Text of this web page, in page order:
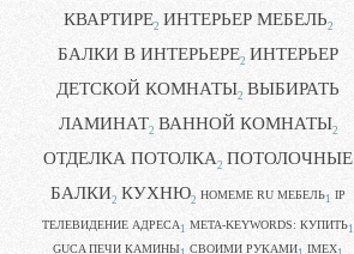
КВАРТИРЕ2 ИНТЕРЬЕР МЕБЕЛЬ2
БАЛКИ В ИНТЕРЬЕРЕ2 ИНТЕРЬЕР
ДЕТСКОЙ КОМНАТЫ2 ВЫБИРАТЬ
ЛАМИНАТ2 ВАННОЙ КОМНАТЫ2
ОТДЕЛКА ПОТОЛКА2 ПОТОЛОЧНЫЕ
БАЛКИ2 КУХНЮ2 HOMEME RU МЕБЕЛЬ1 IP
ТЕЛЕВИДЕНИЕ АДРЕСА 1 META-KEYWORDS: КУПИТЬ1
GUCA ПЕЧИ КАМИНЫ CВОИМИ РУКАМИ IMEX